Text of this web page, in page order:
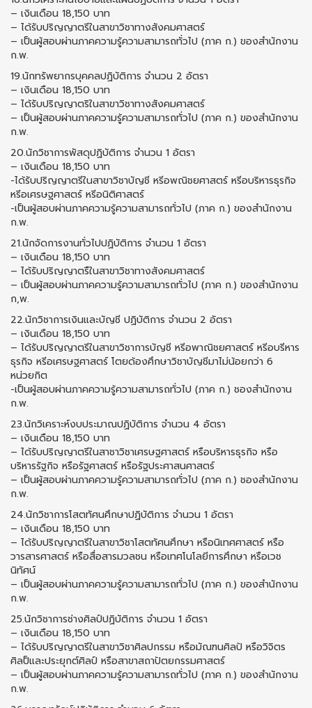
– เงินเดือน 18,150 บาท
– ได้รับปริญญาตรีในสาขาวิชาทางสังคมศาสตร์
– เป็นผู้สอบผ่านภาคความรู้ความสามารถทั่วไป (ภาค ก.) ของสำนักงาน
ก.พ.
19.นักทรัพยากรบุคคลปฏิบัติการ จำนวน 2 อัตรา
– เงินเดือน 18,150 บาท
– ได้รับปริญญาตริในสาขาวิชาทางสังคมศาสตร์
– เป็นผู้สอบผ่านภาคความรู้ความสามารถทั่วไป (ภาค ก.) ของสำนักงาน
ก.พ.
20.นักวิชาการพัสดุปฏิบัติการ จำนวน 1 อัตรา
– เงินเดือน 18,150 บาท
-ได้รับปริญญาตรีในสาขาวิชาบัญชี หรีอพณิชยศาสตร์ หรีอบริหารธุรกิจ
หรีอเศรษฐศาสตร์ หรีอนิติศาสตร์
-เป็นผู้สอบผ่านภาคความรู้ความสามารถทั่วไป (ภาค ก.) ของสำนักงาน
ก.พ.
21.นักจัดการงานทั่วไปปฏิบัติการ จำนวน 1 อัตรา
– เงินเดือน 18,150 บาท
– ได้รับปริญญาตรืในสาขาวิชาทางสังคมศาสตร์
– เป็นผู้สอบผ่านภาคความรู้ความสามารถทั่วไป (ภาค ก.) ของสำนักงาน
ก,พ.
22.นักวิชาการเงินและบัญชี ปฏิบัติการ จำนวน 2 อัตรา
– เงินเดือน 18,150 บาท
– ได้รับปริญญาตรีในสาขาวิชาการบัญชี หรีอพาณิชยศาสตร์ หรีอบรีหาร
ธุรกิจ หรีอเศรษฐศาสตร์ โตยด้องศึกษาวิชาบัญชีมาไม่น้อยกว่า 6
หน่วยกิต
-เป็นผู้สอบผ่านภาคความรู้ความสามารถทั่วไป (ภาค ก.) ชองสำนักงาน
ก.พ.
23.นักวิเคราะห์งบประมาณปฏิบัติการ จำนวน 4 อัตรา
– เงินเดือน 18,150 บาท
– ได้รับปริญญาตรีในสาชาวิชาเศรษฐศาสตร์ หรือบริหารธุรกิจ หรือ
บริหารรัฐกิจ หรือรัฐศาสตร์ หรือรัฐประศาสนศาสตร์
– เป็นผู้สอบผ่านภาคความรู้ความสามารถทั่วไป (ภาค ก.) ชองสำนักงาน
ก.พ.
24.นักวิชาการโสตทัศนศึกษาปฏิบัติการ จำนวน 1 อัตรา
– เงินเดือน 18,150 บาท
– ได้รับปริญญาตรีในสาขาวิชาโสตทัศนศึกษา หรือนิเทศศาสตร์ หรือ
วารสารศาสตร์ หรือสื่อสารมวลชน หรือเทศโนโลยีการศึกษา หรือเวช
นิทัศน์
– เป็นผู้สอบผ่านภาคความรู้ความสามารถทั่วไป (ภาค ก.) ของสำนักงาน
ก.พ.
25.นักวิชาการช่างศิลป์ปฏิบัติการ จำนวน 1 อัตรา
– เงินเดือน 18,150 บาท
– ได้รับปริญญาตรีในสาขาวิชาศิลปกรรม หรือมัณฑนศิลป้ หรือวิจิตร
ศิลป็และประยุกต์ศิลป์ หรือสาขาสถาปัตยกรรมศาสตร์
– เป็นผู้สอบผ่านภาคความรู้ความสามารถทั่วไป (ภาค ก.) ของสำนักงาน
ก.พ.